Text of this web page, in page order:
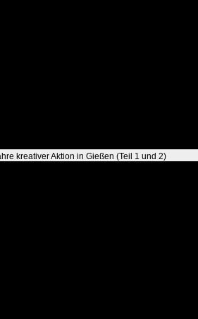
kreativer Aktion in Gießen (Teil 1 und 2)